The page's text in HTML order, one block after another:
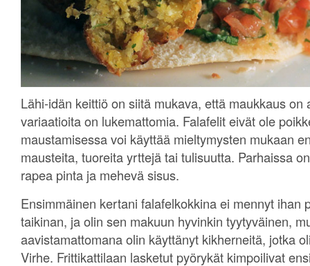
Lähi-idän keittiö on siitä mukava, että maukkaus on
variaatioita on lukemattomia. Falafelit eivät ole
maustamisessa voi käyttää mieltymysten mukaan
mausteita, tuoreita yrttejä tai tulisuutta. Parhaissa
rapea pinta ja mehevä sisus.
Ensimmäinen kertani falafelkokkina ei mennyt ihan
taikinan, ja olin sen makuun hyvinkin tyytyväinen,
aavistamattomana olin käyttänyt kikherneitä, jotka
Virhe. Frittikattilaan lasketut pyörykät kimpoilivat